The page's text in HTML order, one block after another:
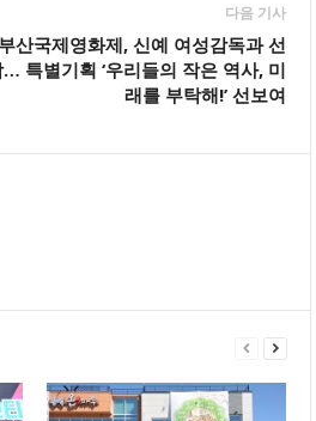
다음 기사
산국제영화제, 신예 여성감독과 선
특별기획 ‘우리들의 작은 역사, 미
래를 부탁해!’ 선보여